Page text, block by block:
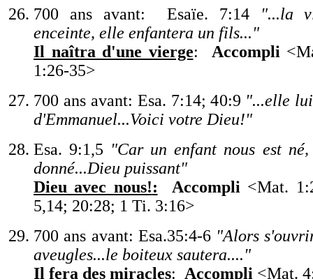
700 ans avant: Esaïe. 7:14
"...la
enceinte, elle enfantera un fils..."
Il naîtra d'une vierge: Accompli <
1:26-35>
700 ans avant: Esa. 7:14; 40:9 "...elle
d'Emmanuel...Voici votre Dieu!"
Esa. 9:1,5 "Car un enfant nous est
donné...Dieu puissant"
Dieu avec nous!: Accompli <Mat.
5,14; 20:28; 1 Ti. 3:16>
700 ans avant: Esa.35:4-6 "Alors s'
aveugles...le boiteux sautera...."
Il fera des miracles: Accompli <Mat.